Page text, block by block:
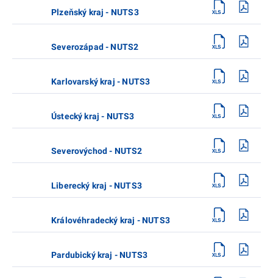
Plzeňský kraj - NUTS3
Severozápad - NUTS2
Karlovarský kraj - NUTS3
Ústecký kraj - NUTS3
Severovýchod - NUTS2
Liberecký kraj - NUTS3
Královéhradecký kraj - NUTS3
Pardubický kraj - NUTS3